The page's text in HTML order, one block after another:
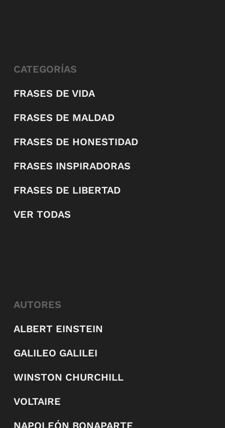
CATEGORÍAS
FRASES DE VIDA
FRASES DE MALDAD
FRASES DE HONESTIDAD
FRASES INSPIRADORAS
FRASES DE LIBERTAD
VER TODAS
AUTORES
ALBERT EINSTEIN
GALILEO GALILEI
WINSTON CHURCHILL
VOLTAIRE
NAPOLEÓN BONAPARTE